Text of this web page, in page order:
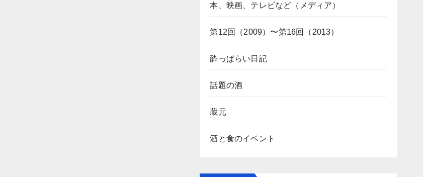
本、映画、テレビなど（メディア）
第12回（2009）〜第16回（2013）
酔っぱらい日記
話題の酒
蔵元
酒と食のイベント